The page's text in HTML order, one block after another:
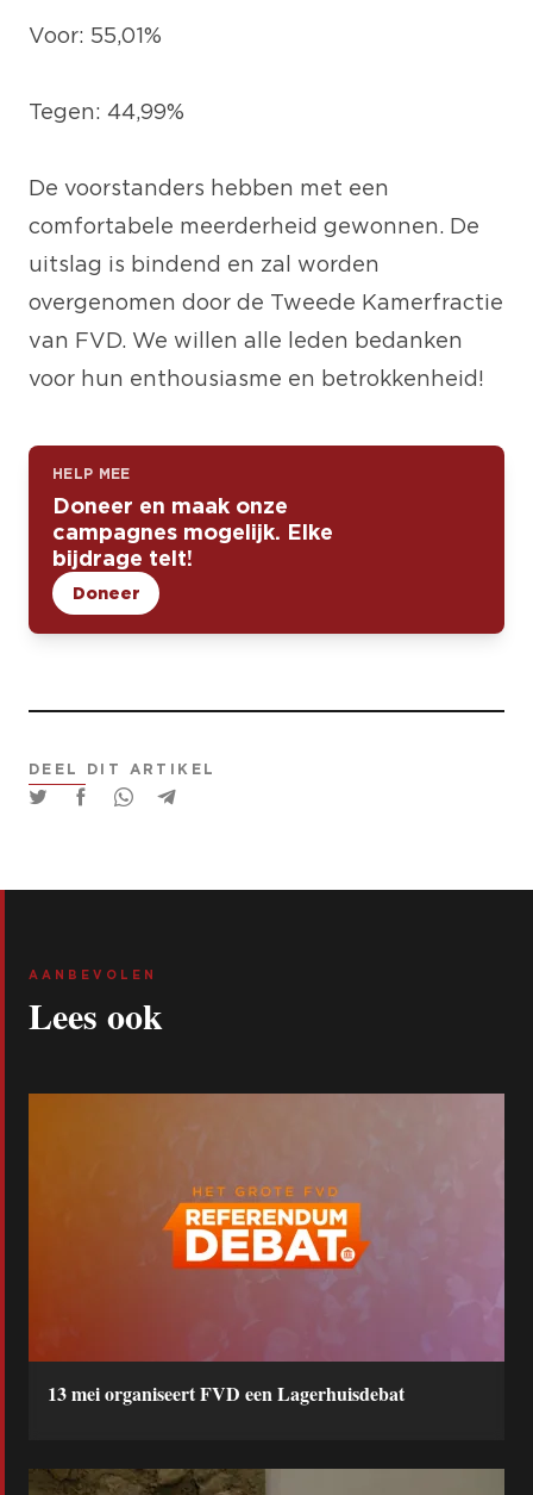
Voor: 55,01%
Tegen: 44,99%
De voorstanders hebben met een
comfortabele meerderheid gewonnen. De
uitslag is bindend en zal worden
overgenomen door de Tweede Kamerfractie
van FVD. We willen alle leden bedanken
voor hun enthousiasme en betrokkenheid!
HELP MEE
Doneer en maak onze
campagnes mogelijk. Elke
bijdrage telt!
Doneer
DEEL DIT ARTIKEL
AANBEVOLEN
Lees ook
13 mei organiseert FVD een Lagerhuisdebat